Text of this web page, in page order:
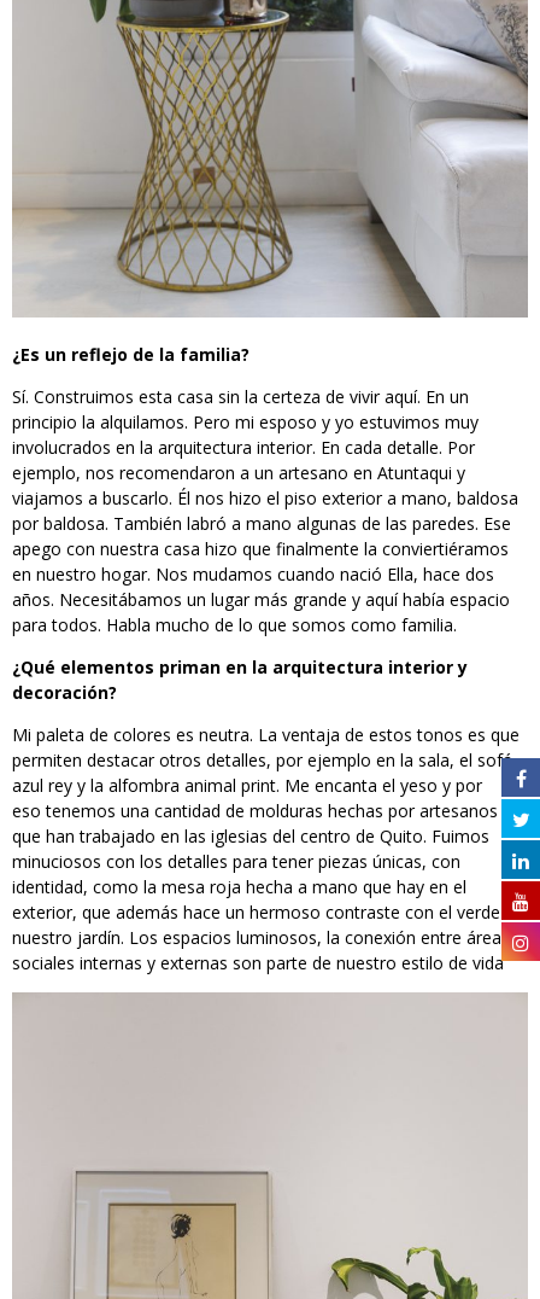
¿Es un reflejo de la familia?
Sí. Construimos esta casa sin la certeza de vivir aquí. En un
principio la alquilamos. Pero mi esposo y yo estuvimos muy
involucrados en la arquitectura interior. En cada detalle. Por
ejemplo, nos recomendaron a un artesano en Atuntaqui y
viajamos a buscarlo. Él nos hizo el piso exterior a mano, baldosa
por baldosa. También labró a mano algunas de las paredes. Ese
apego con nuestra casa hizo que finalmente la conviertiéramos
en nuestro hogar. Nos mudamos cuando nació Ella, hace dos
años. Necesitábamos un lugar más grande y aquí había espacio
para todos. Habla mucho de lo que somos como familia.
¿Qué elementos priman en la arquitectura interiory
decoración?
Mi paleta de colores es neutra. La ventaja de estos tonos es que
permiten destacar otros detalles, por ejemplo en la sala, el sofá
azul rey y la alfombra animal print. Me encanta el yeso y por
eso tenemos una cantidad de molduras hechas por artesanos
que han trabajado en las iglesias del centro de Quito. Fuimos
minuciosos con los detalles para tener piezas únicas, con
identidad, como la mesa roja hecha a mano que hay en el
exterior, que además hace un hermoso contraste con el verde de
nuestro jardín. Los espacios luminosos, la conexión entre áreas
sociales internas y externas son parte de nuestro estilo de vida